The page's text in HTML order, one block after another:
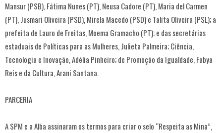
Mansur (PSB), Fátima Nunes (PT), Neusa Cadore (PT), Maria del Carmen
(PT), Jusmari Oliveira (PSD), Mirela Macedo (PSD) e Talita Oliveira (PSL); a
prefeita de Lauro de Freitas, Moema Gramacho (PT); e das secretárias
estaduais de Políticas para as Mulheres, Julieta Palmeira; Ciência,
Tecnologia e Inovação, Adélia Pinheiro; de Promoção da Igualdade, Fabya
Reis e da Cultura, Arani Santana.
PARCERIA
A SPM e a Alba assinaram os termos para criar o selo “Respeita as Mina”,